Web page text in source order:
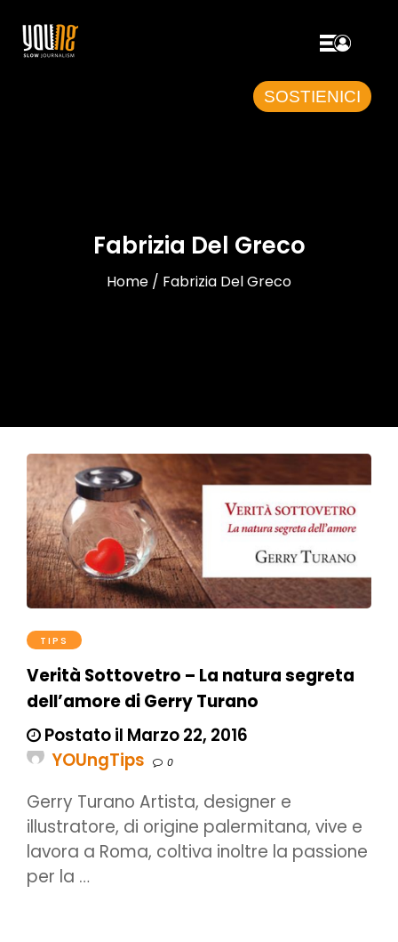
SOSTIENICI
Fabrizia Del Greco
Home / Fabrizia Del Greco
TIPS
Verità Sottovetro – La natura segreta
dell’amore di Gerry Turano
Postato il Marzo 22, 2016
YOUngTips
0
Gerry Turano Artista, designer e
illustratore, di origine palermitana, vive e
lavora a Roma, coltiva inoltre la passione
per la …